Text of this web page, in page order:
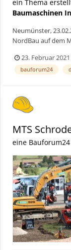
ein Thema
Baumaschinen
Neumünster,
NordBau auf dem
Treffpunkt für die
Freigelände mit
23. Februar 2021
bauforum24
MTS
eine